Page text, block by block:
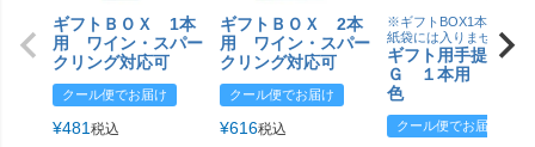
ギフトＢＯＸ 1本
用 ワイン・スパー
クリング対応可
クール便でお届け
¥481 税込
ギフトＢＯＸ 2本
用 ワイン・スパー
クリング対応可
クール便でお届け
¥616税込
※ギフトBOX1本用はこ
紙袋には入りません
ギフト用手提げＢ
Ｇ １本用 エン
色
クール便でお届け